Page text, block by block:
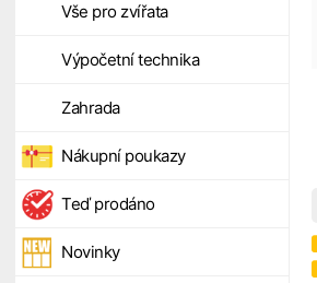
Vše pro zvířata
Výpočetní technika
Zahrada
Nákupní poukazy
Teď prodáno
Novinky